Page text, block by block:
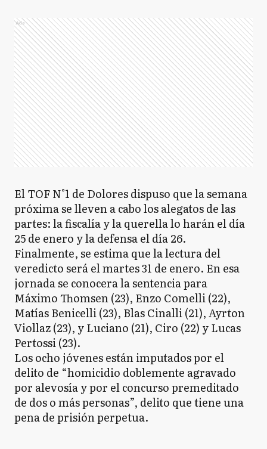
Ads
El TOF N°1 de Dolores dispuso que la semana
próxima se lleven a cabo los alegatos de las
partes: la fiscalía y la querella lo harán el día
25 de enero y la defensa el día 26.
Finalmente, se estima que la lectura del
veredicto será el martes 31 de enero. En esa
jornada se conocera la sentencia para
Máximo Thomsen (23), Enzo Comelli (22),
Matías Benicelli (23), Blas Cinalli (21), Ayrton
Viollaz (23), y Luciano (21), Ciro (22) y Lucas
Pertossi (23).
Los ocho jóvenes están imputados por el
delito de “homicidio doblemente agravado
por alevosía y por el concurso premeditado
de dos o más personas”, delito que tiene una
pena de prisión perpetua.